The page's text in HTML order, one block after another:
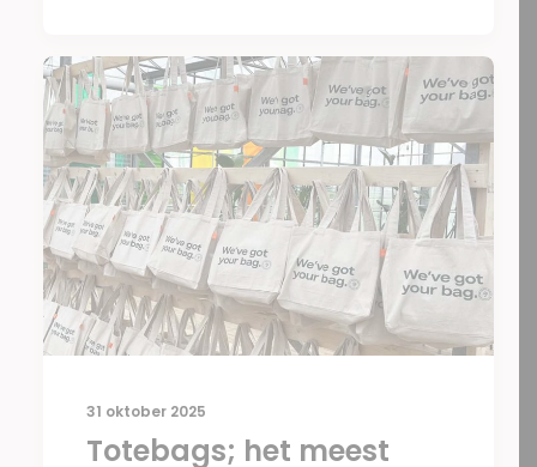
31 oktober 2025
Totebags; het meest